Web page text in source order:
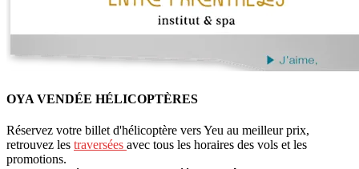
OYA VENDÉE HÉLICOPTÈRES
Réservez votre billet d'hélicoptère vers Yeu au meilleur prix,
retrouvez les traversées avec tous les horaires des vols et les
promotions.